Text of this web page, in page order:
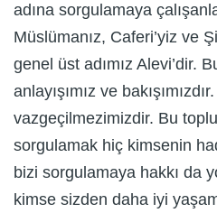
adına sorgulamaya
Müslümanız, Caferi’yiz ve
genel üst adımız Alevi’dir.
anlayışımız ve
vazgeçilmezimizdir. Bu
sorgulamak hiç kimsenin
bizi sorgulamaya hakkı da
kimse sizden daha iyi